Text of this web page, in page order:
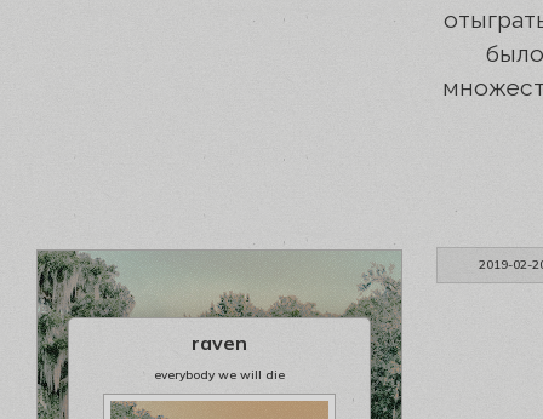
2019-02-
raven
everybody we will die